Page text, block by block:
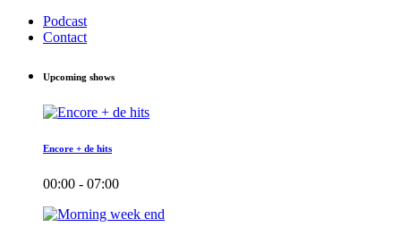
Podcast
Contact
Upcoming shows
Encore + de hits
00:00 - 07:00